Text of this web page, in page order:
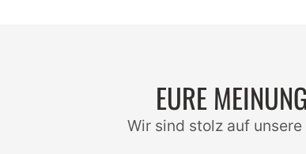
EURE
Wir sind stolz auf